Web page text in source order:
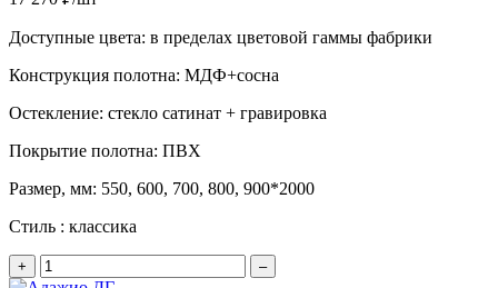
Доступные цвета: в пределах цветовой гаммы фабрики
Конструкция полотна: МДФ+сосна
Остекление: стекло сатинат + гравировка
Покрытие полотна: ПВХ
Размер, мм: 550, 600, 700, 800, 900*2000
Стиль : классика
+ –